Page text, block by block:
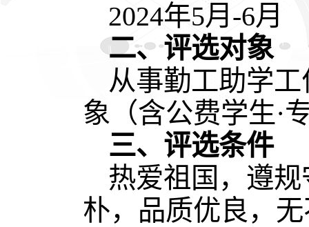
2024年5月-6月
二、评选对象
从事勤工助学
象（含公费学生·
三、评选条件
热爱祖国，遵
朴，品质优良，